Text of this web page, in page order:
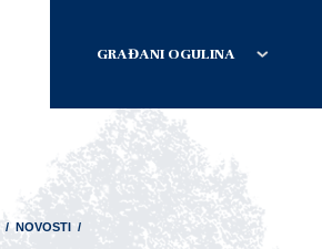
GRAĐANI OGULINA
/ NOVOSTI /